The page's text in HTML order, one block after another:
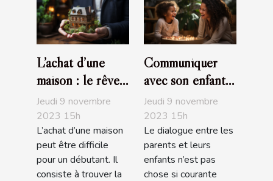
L’achat d’une
maison : le rêve
de tous
Jeudi 9 novembre
2023 15h
L’achat d’une maison
peut être difficile
pour un débutant. Il
consiste à trouver la
Communiquer
avec son enfant :
comment s’y
prendre ?
Jeudi 9 novembre
2023 15h
Le dialogue entre les
parents et leurs
enfants n’est pas
chose si courante